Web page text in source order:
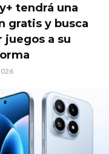
tendrá una
gratis y busca
juegos a su